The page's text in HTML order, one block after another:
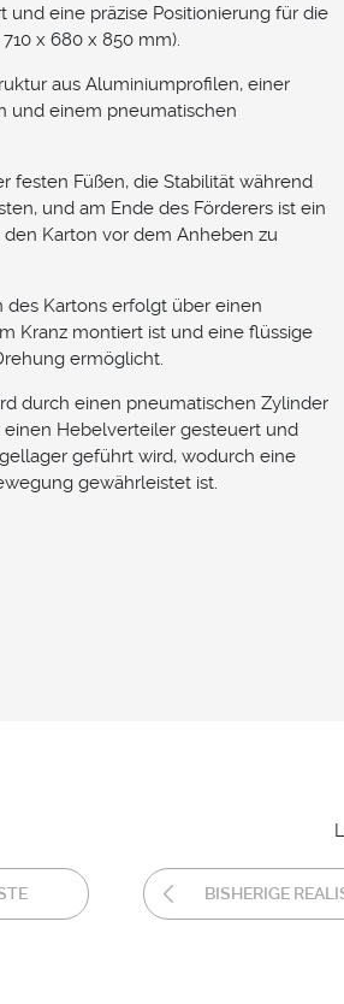
und eine präzise Positionierung für die
x 680 x 850 mm).
aus Aluminiumprofilen, einer
und einem pneumatischen
festen Füßen, die Stabilität während
und am Ende des Förderers ist ein
Karton vor dem Anheben zu
des Kartons erfolgt über einen
Kranz montiert ist und eine flüssige
ermöglicht.
durch einen pneumatischen Zylinder
Hebelverteiler gesteuert und
geführt wird, wodurch eine
gewährleistet ist.
BISHERIGE